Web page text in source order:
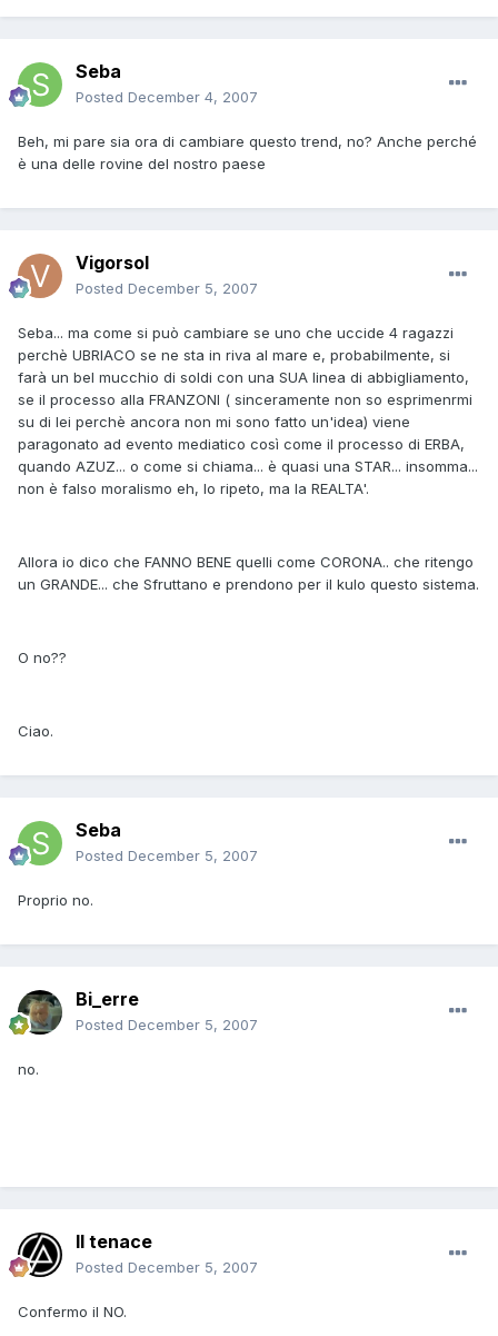
Seba
Posted December 4, 2007
Beh, mi pare sia ora di cambiare questo trend, no? Anche perché
è una delle rovine del nostro paese
Vigorsol
Posted December 5, 2007
Seba... ma come si può cambiare se uno che uccide 4 ragazzi
perchè UBRIACO se ne sta in riva al mare e, probabilmente, si
farà un bel mucchio di soldi con una SUA linea di abbigliamento,
se il processo alla FRANZONI ( sinceramente non so esprimenrmi
su di lei perchè ancora non mi sono fatto un'idea) viene
paragonato ad evento mediatico così come il processo di ERBA,
quando AZUZ... o come si chiama... è quasi una STAR... insomma...
non è falso moralismo eh, lo ripeto, ma la REALTA'.
Allora io dico che FANNO BENE quelli come CORONA.. che ritengo
un GRANDE... che Sfruttano e prendono per il kulo questo sistema.
O no??
Ciao.
Seba
Posted December 5, 2007
Proprio no.
Bi_erre
Posted December 5, 2007
no.
Il tenace
Posted December 5, 2007
Confermo il NO.